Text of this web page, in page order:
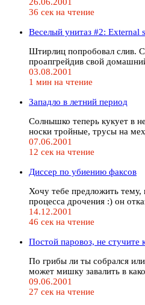
36 сек на чтение
Веселый унитаз #2: External
Штирлиц попробовал слив.
проапгрейдив свой
03.08.2001
1 мин на чтение
Западло в летний период
Солнышко теперь кукует в
носки тройные, трусы на
07.06.2001
12 сек на чтение
Диссер по убиению факсов
Хочу тебе предложить тему,
процесса дрочения :) он
14.12.2001
46 сек на чтение
Постой паровоз, не стучите
По грибы ли ты собрался
может мишку завалить в
09.06.2001
27 сек на чтение